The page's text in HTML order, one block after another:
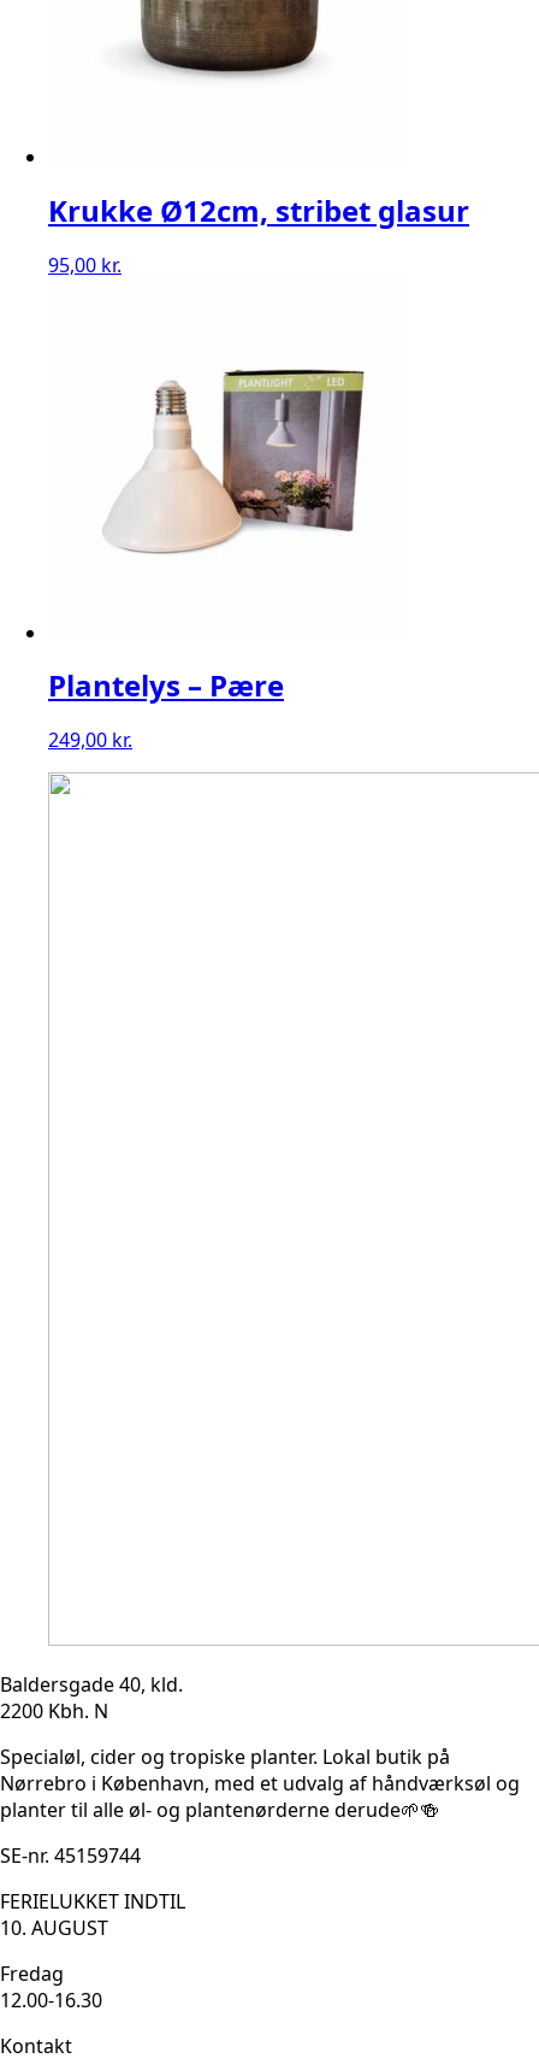
Krukke Ø12cm, stribet glasur
95,00 kr.
Plantelys – Pære
249,00 kr.
Baldersgade 40, kld.
2200 Kbh. N
Specialøl, cider og tropiske planter. Lokal butik på
Nørrebro i København, med et udvalg af håndværksøl og
planter til alle øl- og plantenørderne derude🌱🍻
SE-nr. 45159744
FERIELUKKET INDTIL
10. AUGUST
Fredag
12.00-16.30
Kontakt